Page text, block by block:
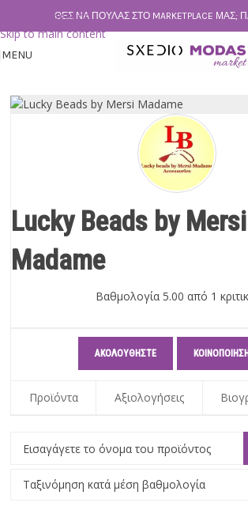
Skip to navigation
Skip to main content
ΘΕΣ ΝΑ ΠΟΥΛΆΣ ΣΤΟ MARKETPLACE ΜΑΣ;
MENU
Lucky Beads by Mersi
Madame
Βαθμολογία 5.00 από 1
ΚΟΙΝΟΠΟΊΗΣΗ
ΑΚΟΛΟΥΘΉΣΤΕ
Προϊόντα Αξιολογήσεις